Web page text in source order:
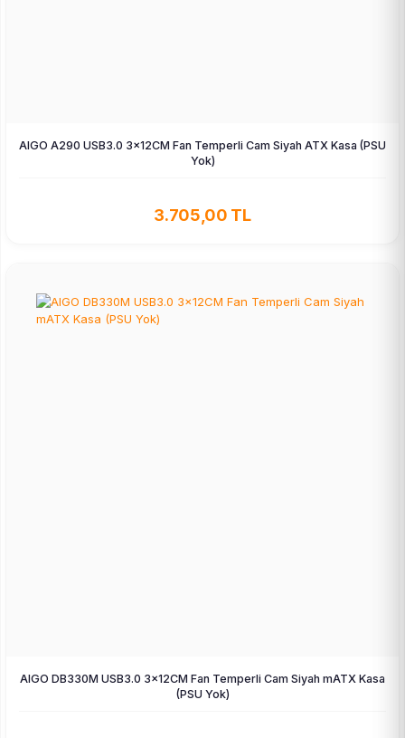
AIGO A290 USB3.0 3×12CM Fan Temperli Cam Siyah ATX Kasa (PSU
Yok)
3.705,00 TL
AIGO DB330M USB3.0 3×12CM Fan Temperli Cam Siyah mATX Kasa
(PSU Yok)